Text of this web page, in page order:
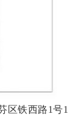
区铁西路1号1